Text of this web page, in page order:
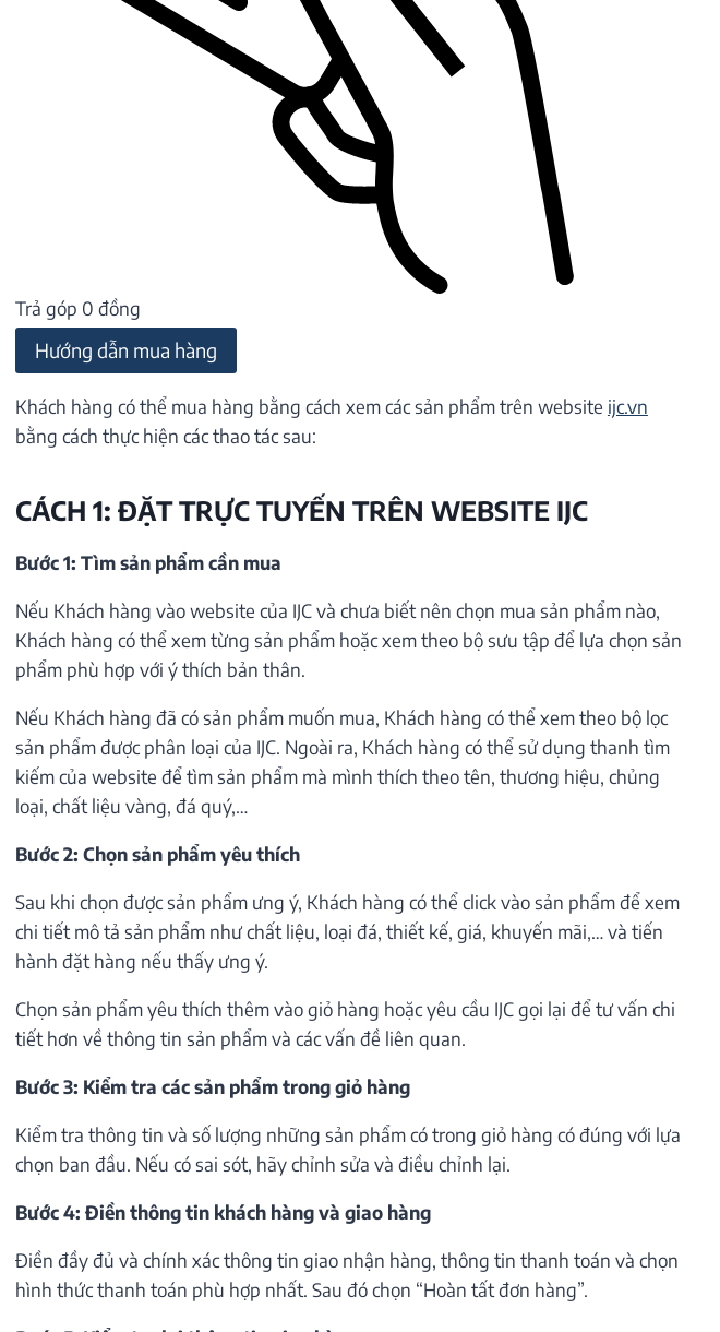
Trả góp 0 đồng
Hướng dẫn mua hàng
Khách hàng có thể mua hàng bằng cách xem các sản phẩm trên website ijc.vn
bằng cách thực hiện các thao tác sau:
CÁCH 1: ĐẶT TRỰC TUYẾN TRÊN WEBSITE IJC
Bước 1: Tìm sản phẩm cần mua
Nếu Khách hàng vào website của IJC và chưa biết nên chọn mua sản phẩm nào,
Khách hàng có thể xem từng sản phẩm hoặc xem theo bộ sưu tập để lựa chọn sản
phẩm phù hợp với ý thích bản thân.
Nếu Khách hàng đã có sản phẩm muốn mua, Khách hàng có thể xem theo bộ lọc
sản phẩm được phân loại của IJC. Ngoài ra, Khách hàng có thể sử dụng thanh tìm
kiếm của website để tìm sản phẩm mà mình thích theo tên, thương hiệu, chủng
loại, chất liệu vàng, đá quý,…
Bước 2: Chọn sản phẩm yêu thích
Sau khi chọn được sản phẩm ưng ý, Khách hàng có thể click vào sản phẩm để xem
chi tiết mô tả sản phẩm như chất liệu, loại đá, thiết kế, giá, khuyến mãi,… và tiến
hành đặt hàng nếu thấy ưng ý.
Chọn sản phẩm yêu thích thêm vào giỏ hàng hoặc yêu cầu IJC gọi lại để tư vấn chi
tiết hơn về thông tin sản phẩm và các vấn đề liên quan.
Bước 3: Kiểm tra các sản phẩm trong giỏ hàng
Kiểm tra thông tin và số lượng những sản phẩm có trong giỏ hàng có đúng với lựa
chọn ban đầu. Nếu có sai sót, hãy chỉnh sửa và điều chỉnh lại.
Bước 4: Điền thông tin khách hàng và giao hàng
Điền đầy đủ và chính xác thông tin giao nhận hàng, thông tin thanh toán và chọn
hình thức thanh toán phù hợp nhất. Sau đó chọn “Hoàn tất đơn hàng”.